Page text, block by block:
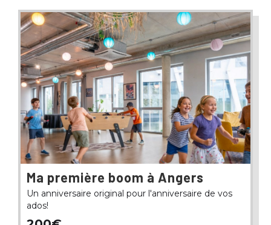
Ma première boom à Angers
Un anniversaire original pour l'anniversaire de vos
ados!